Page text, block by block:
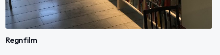
Regnfilm